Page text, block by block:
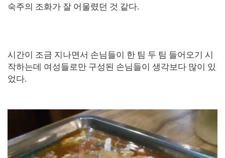
숙주의 조화가 잘 어울렸던 것 같다.
시간이 조금 지나면서 손님들이 한 팀 두 팀 들어오기 시
작하는데 여성들로만 구성된 손님들이 생각보다 많이 있
었다.